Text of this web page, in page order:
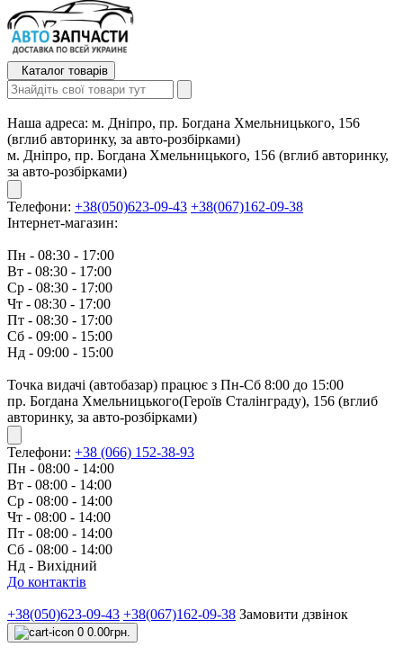
Каталог товарів
Наша адреса: м. Дніпро, пр. Богдана Хмельницького, 156
(вглиб авторинку, за авто-розбірками)
м. Дніпро, пр. Богдана Хмельницького, 156 (вглиб авторинку,
за авто-розбірками)
Телефони: +38(050)623-09-43 +38(067)162-09-38
Інтернет-магазин:
Пн - 08:30 - 17:00
Вт - 08:30 - 17:00
Ср - 08:30 - 17:00
Чт - 08:30 - 17:00
Пт - 08:30 - 17:00
Сб - 09:00 - 15:00
Нд - 09:00 - 15:00
Точка видачі (автобазар) працює з Пн-Сб 8:00 до 15:00
пр. Богдана Хмельницького(Героїв Сталінграду), 156 (вглиб
авторинку, за авто-розбірками)
Телефони: +38 (066) 152-38-93
Пн - 08:00 - 14:00
Вт - 08:00 - 14:00
Ср - 08:00 - 14:00
Чт - 08:00 - 14:00
Пт - 08:00 - 14:00
Сб - 08:00 - 14:00
Нд - Вихідний
До контактів
+38(050)623-09-43 +38(067)162-09-38 Замовити дзвінок
0 0.00грн.